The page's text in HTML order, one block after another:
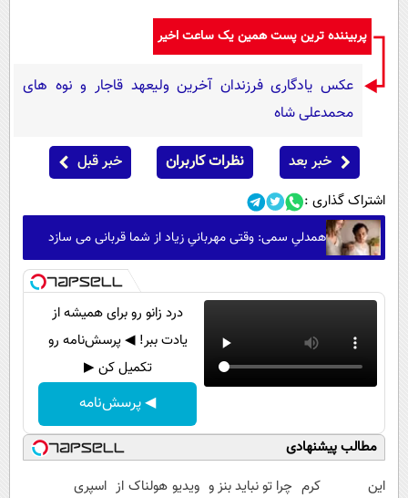
پربیننده ترین پست همین یک ساعت اخیر
عکس یادگاری فرزندان آخرین ولیعهد قاجار و نوه های
محمدعلی شاه
خبر بعد نظرات کاربران خبر قبل
اشتراک گذاری :
همدلیِ سمی: وقتی مهربانیِ زیاد از شما قربانی می سازد
درد زانو رو برای همیشه از
یادت ببر! ◀ پرسش‌نامه رو
تکمیل کن ▶
◀ پرسش‌نامه
مطالب پیشنهادی
این کرم چرا تو نباید بنز و ویدیو هولناک از اسپری